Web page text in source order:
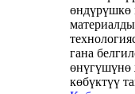
өндүрүшкө
гана
өнүгүшүнө
көбүктүү